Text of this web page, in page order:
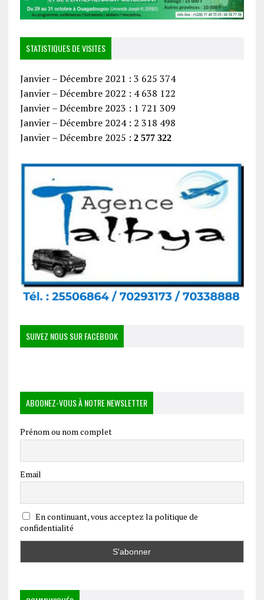
STATISTIQUES DE VISITES
Janvier – Décembre 2021 : 3 625 374
Janvier – Décembre 2022 : 4 638 122
Janvier – Décembre 2023 : 1 721 309
Janvier – Décembre 2024 : 2 318 498
Janvier – Décembre 2025 : 2 577 322
SUIVEZ NOUS SUR FACEBOOK
ABOONEZ-VOUS À NOTRE NEWSLETTER
Prénom ou nom complet
Email
En continuant, vous acceptez la politique de
confidentialité